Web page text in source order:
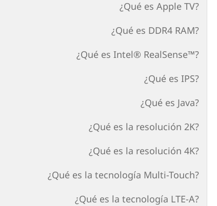
¿Qué es Apple TV?
¿Qué es DDR4 RAM?
¿Qué es Intel® RealSense™?
¿Qué es IPS?
¿Qué es Java?
¿Qué es la resolución 2K?
¿Qué es la resolución 4K?
¿Qué es la tecnología Multi-Touch?
¿Qué es la tecnología LTE-A?